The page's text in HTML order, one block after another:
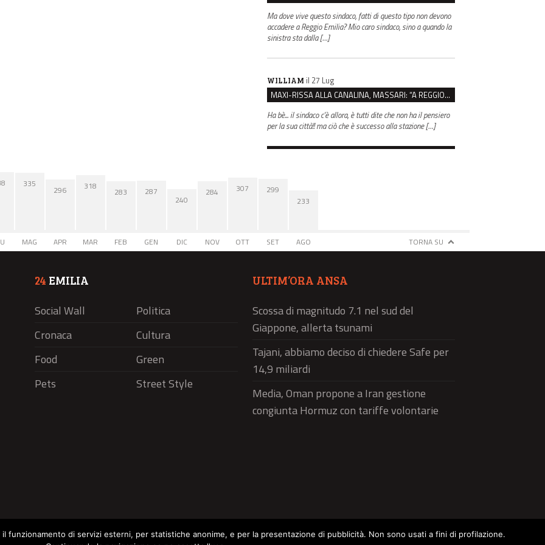
Ma dove vive questo sindaco, fatti di questo tipo non devono
accadere a Reggio Emilia? Mio caro sindaco, sino a quando la
sinistra sta dalla […]
WILLIAM il 27 Lug
MAXI-RISSA ALLA CANALINA, MASSARI: “A REGGIO FATTI COSÌ GRAVI NON DEVONO TROVARE SPAZIO”
Ha bè... il sindaco c'è allora, è tutti dite che non ha il pensiero
per la sua città!! ma ciò che è successo alla stazione […]
335
MAG
296
APR
318
MAR
283
FEB
287
GEN
240
DIC
284
NOV
307
OTT
299
SET
233
AGO TORNA SU
24 EMILIA
Social Wall
Politica
Cronaca
Cultura
Food
Green
Pets
Street Style
ULTIM’ORA ANSA
Scossa di magnitudo 7.1 nel sud del
Giappone, allerta tsunami
Tajani, abbiamo deciso di chiedere Safe per
14,9 miliardi
Media, Oman propone a Iran gestione
congiunta Hormuz con tariffe volontarie
funzionamento di servizi esterni, per statistiche anonime, e per la presentazione di pubblicità. Non sono usati a fini di profilazione.